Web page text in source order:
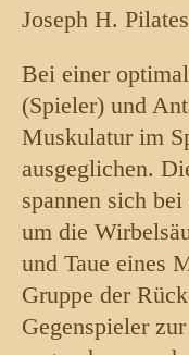
Joseph H. Pilates
Bei einer
(Spieler) und
Muskulatur im
ausgeglichen.
spannen sich
um die
und Taue eines
Gruppe der
Gegenspieler